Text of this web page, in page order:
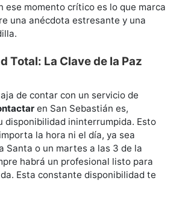
ese momento crítico es lo que marca
una anécdota estresante y una
Total: La Clave de la Paz
de contar con un servicio de
en San Sebastián es,
disponibilidad ininterrumpida. Esto
la hora ni el día, ya sea
Santa o un martes a las 3 de la
habrá un profesional listo para
Esta constante disponibilidad te